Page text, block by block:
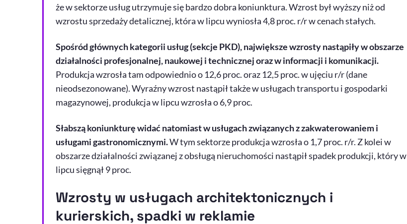
że w sektorze usług utrzymuje się bardzo dobra koniunktura. Wzrost był wyższy niż od
wzrostu sprzedaży detalicznej, która w lipcu wyniosła 4,8 proc. r/r w cenach stałych.
Spośród głównych kategorii usług (sekcje PKD), największe wzrosty nastąpiły w obszarze
działalności profesjonalnej, naukowej i technicznej oraz w informacji i komunikacji.
Produkcja wzrosła tam odpowiednio o 12,6 proc. oraz 12,5 proc. w ujęciu r/r (dane
nieodsezonowane). Wyraźny wzrost nastąpił także w usługach transportu i gospodarki
magazynowej, produkcja w lipcu wzrosła o 6,9 proc.
Słabszą koniunkturę widać natomiast w usługach związanych z zakwaterowaniem i
usługami gastronomicznymi.W tym sektorze produkcja wzrosła o 1,7 proc. r/r. Z kolei w
obszarze działalności związanej z obsługą nieruchomości nastąpił spadek produkcji, który w
lipcu sięgnął 9 proc.
Wzrosty w usługach architektonicznych i
kurierskich, spadki w reklamie